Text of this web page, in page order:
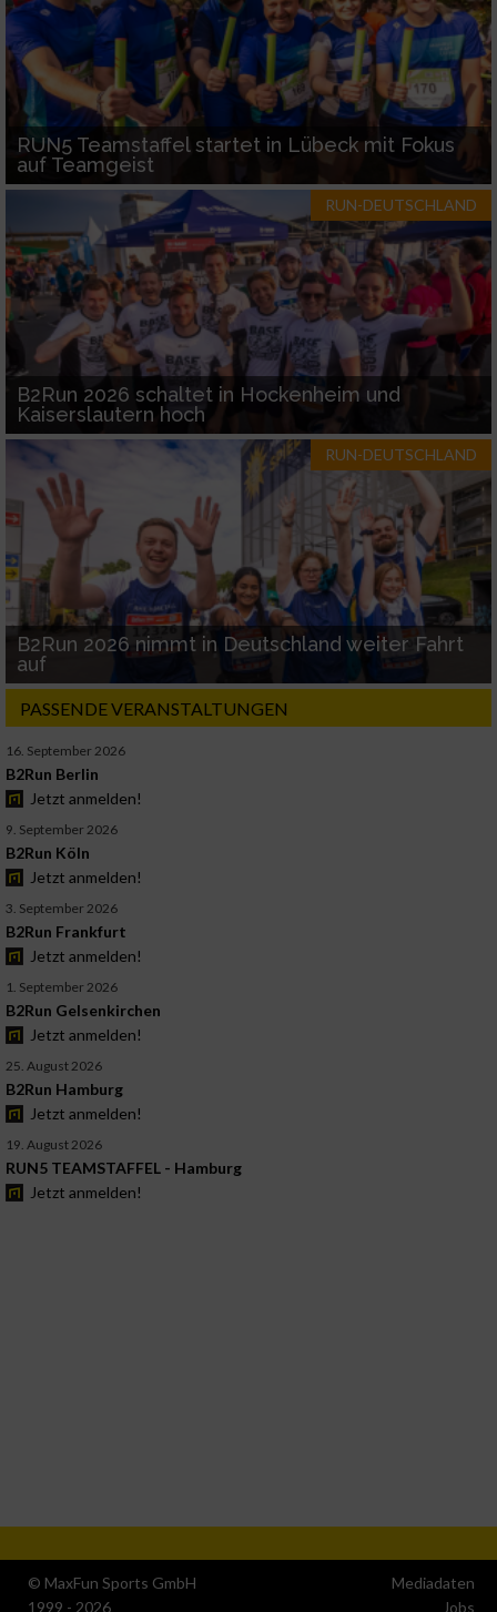
RUN5 Teamstaffel startet in Lübeck mit Fokus
auf Teamgeist
RUN-DEUTSCHLAND
B2Run 2026 schaltet in Hockenheim und
Kaiserslautern hoch
RUN-DEUTSCHLAND
B2Run 2026 nimmt in Deutschland weiter Fahrt
auf
PASSENDE VERANSTALTUNGEN
16. September 2026
B2Run Berlin
Jetzt anmelden!
9. September 2026
B2Run Köln
Jetzt anmelden!
3. September 2026
B2Run Frankfurt
Jetzt anmelden!
1. September 2026
B2Run Gelsenkirchen
Jetzt anmelden!
25. August 2026
B2Run Hamburg
Jetzt anmelden!
19. August 2026
RUN5 TEAMSTAFFEL - Hamburg
Jetzt anmelden!
© MaxFun Sports GmbH
1999 - 2026
Mediadaten
Jobs